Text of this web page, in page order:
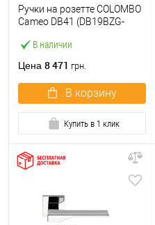
В наличии
Ручки на розетте COLOMBO
Cameo DB41 (DB19BZG-
Цена 8 471 грн.
В корзину
Купить в 1 клик